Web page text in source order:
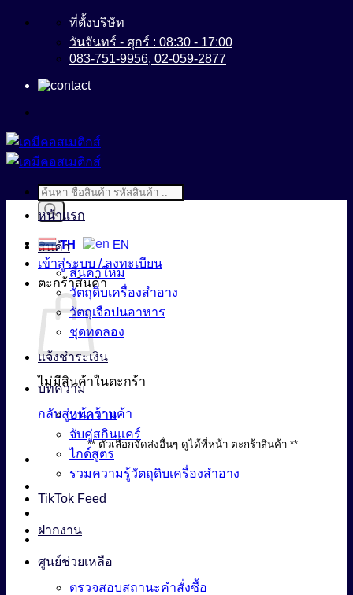
ข้าม
เนื้อหา
ที่ตั้งบริษัท
วันจันทร์ - ศุกร์ : 08:30 - 17:00
083-751-9956, 02-059-2877
Products
search
TH
EN
เข้าสู่ระบบ / ลงทะเบียน
ตะกร้าสินค้า
ไม่มีสินค้าในตะกร้า
กลับสู่หน้าร้านค้า
** ตัวเลือกจัดส่งอื่นๆ ดูได้ที่หน้า ตะกร้าสินค้า**
หน้าแรก
สินค้า
สินค้าใหม่
วัตถุดิบเครื่องสำอาง
วัตถุเจือปนอาหาร
ชุดทดลอง
แจ้งชำระเงิน
บทความ
บทความ
จับคู่สกินแคร์
ไกด์สูตร
รวมความรู้วัตถุดิบเครื่องสำอาง
TikTok Feed
ฝากงาน
ศูนย์ช่วยเหลือ
ตรวจสอบสถานะคำสั่งซื้อ